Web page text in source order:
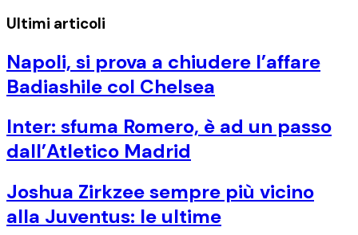
Ultimi articoli
Napoli, si prova a chiudere l’affare
Badiashile col Chelsea
Inter: sfuma Romero, è ad un passo
dall’Atletico Madrid
Joshua Zirkzee sempre più vicino
alla Juventus: le ultime